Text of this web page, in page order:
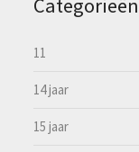
11
14 jaar
15 jaar